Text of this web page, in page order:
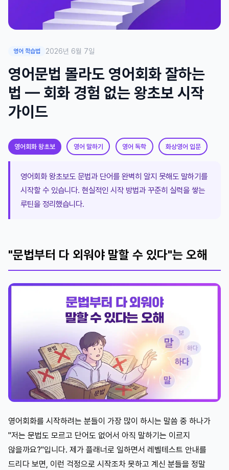
영어 학습법 2026년 6월 7일
영어문법 몰라도 영어회화 잘하는
법 — 회화 경험 없는 왕초보 시작
가이드
영어회화 왕초보 영어 말하기 영어 독학 화상영어 입문
영어회화 왕초보도 문법과 단어를 완벽히 알지 못해도 말하기를
시작할 수 있습니다. 현실적인 시작 방법과 꾸준히 실력을 쌓는
루틴을 정리했습니다.
"문법부터 다 외워야 말할 수 있다"는 오해
영어회화를 시작하려는 분들이 가장 많이 하시는 말씀 중 하나가
"저는 문법도 모르고 단어도 없어서 아직 말하기는 이르지
않을까요?"입니다. 제가 플래너로 일하면서 레벨테스트 안내를
드리다 보면, 이런 걱정으로 시작조차 못하고 계신 분들을 정말